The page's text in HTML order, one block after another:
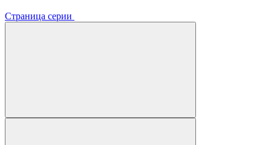
Страница серии